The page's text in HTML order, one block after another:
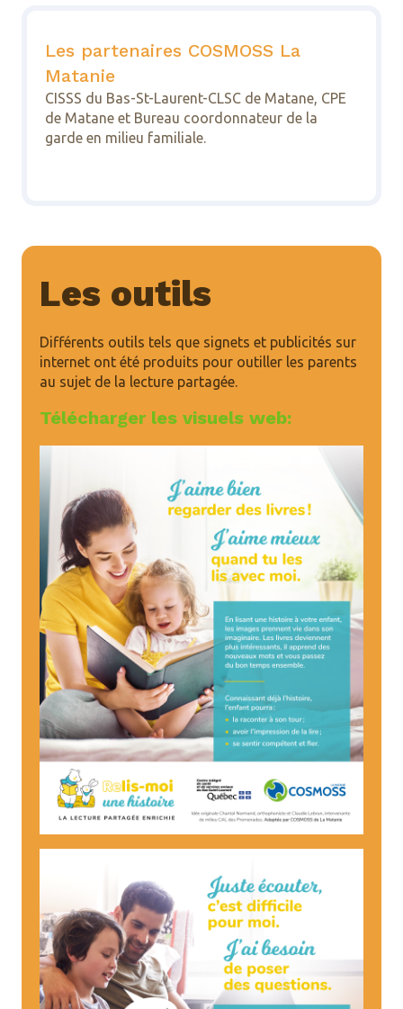
Les partenaires COSMOSS La
Matanie
CISSS du Bas-St-Laurent-CLSC de Matane, CPE
de Matane et Bureau coordonnateur de la
garde en milieu familiale.
Les outils
Différents outils tels que signets et publicités sur
internet ont été produits pour outiller les parents
au sujet de la lecture partagée.
Télécharger les visuels web: